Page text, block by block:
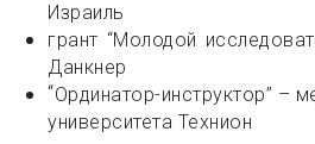
Израиль
грант “Молодой
Данкнер
“Ординатор-инструктор” –
университета Технион